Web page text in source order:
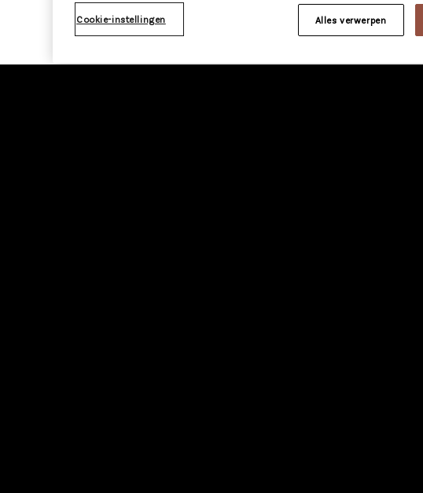
Cookie-instellingen Alles verwerpen